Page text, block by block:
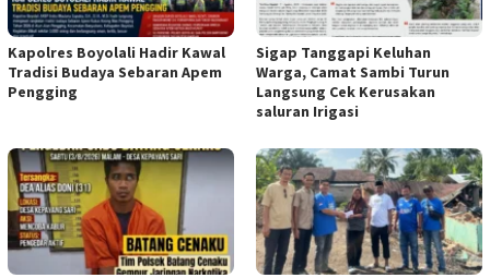
Kapolres Boyolali Hadir Kawal
Tradisi Budaya Sebaran Apem
Pengging
Sigap Tanggapi Keluhan
Warga, Camat Sambi Turun
Langsung Cek Kerusakan
saluran Irigasi